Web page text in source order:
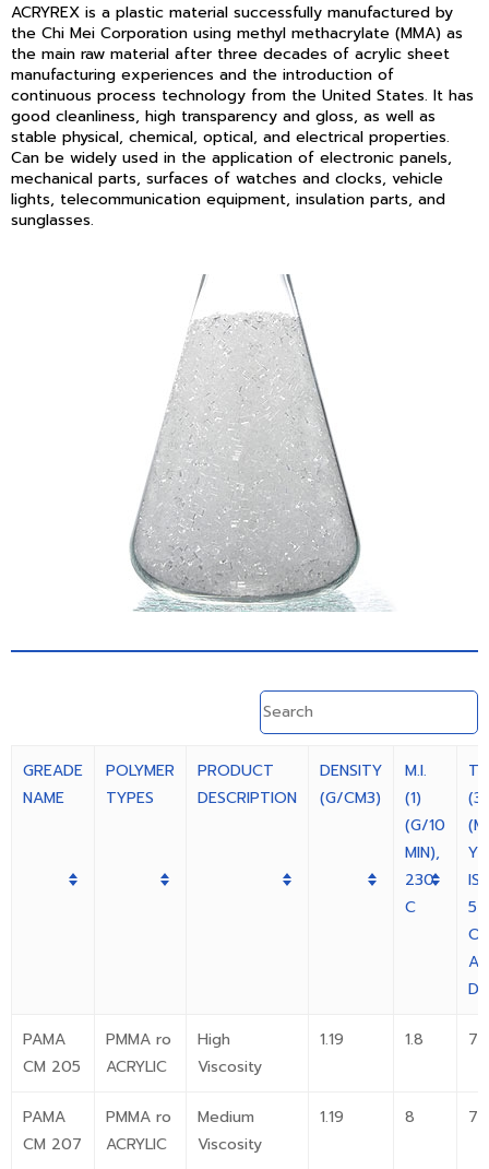
ACRYREX is a plastic material successfully manufactured by
the Chi Mei Corporation using methyl methacrylate (MMA) as
the main raw material after three decades of acrylic sheet
manufacturing experiences and the introduction of
continuous process technology from the United States. It has
good cleanliness, high transparency and gloss, as well as
stable physical, chemical, optical, and electrical properties.
Can be widely used in the application of electronic panels,
mechanical parts, surfaces of watches and clocks, vehicle
lights, telecommunication equipment, insulation parts, and
sunglasses.
GREADE
NAME
POLYMER
TYPES
PRODUCT
DESCRIPTION
DENSITY
(G/CM3)
M.I.
(1)
(G/10
MIN),
230
C
(3)
PAMA
CM 205
PMMA ro
ACRYLIC
High
Viscosity
1.19 1.8 73
PAMA
CM 207
PMMA ro
ACRYLIC
Medium
Viscosity
1.19 8 70